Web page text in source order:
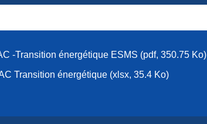
-Transition énergétique ESMS (pdf, 350.75 Ko)
Transition énergétique (xlsx, 35.4 Ko)